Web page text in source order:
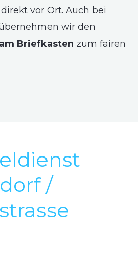
vor Ort. Auch bei
wir den
Briefkasten zum fairen
/